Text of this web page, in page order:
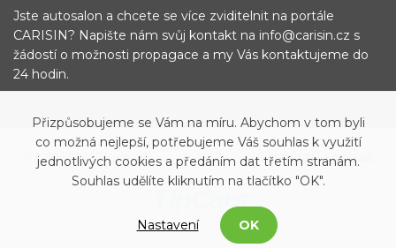
Jste autosalon a chcete se více zviditelnit na portále
CARISIN? Napište nám svůj kontakt na info@carisin.cz s
žádostí o možnosti propagace a my Vás kontaktujeme do
24 hodin.
© 2019 - 2021 Carisin.cz Archiv vozů Facebook
Přizpůsobujeme se Vám na míru. Abychom v tom byli
co možná nejlepší, potřebujeme Váš souhlas k využití
jednotlivých cookies a předáním dat třetím stranám.
Souhlas udělíte kliknutím na tlačítko "OK".
Nastavení OK